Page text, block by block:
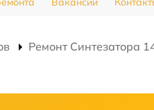
Ремонт Синтезатора